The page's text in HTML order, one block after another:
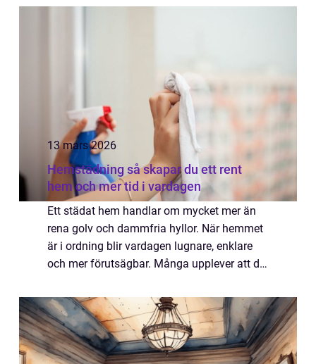
många vill kombinera stil med funktion, har
13 mars 2026
Hemstädning så skapar du ett rent
hem och mer tid i vardagen
Ett städat hem handlar om mycket mer än
rena golv och dammfria hyllor. När hemmet
är i ordning blir vardagen lugnare, enklare
och mer förutsägbar. Många upplever att de
bråkar mindre när städningen fungerar. ...